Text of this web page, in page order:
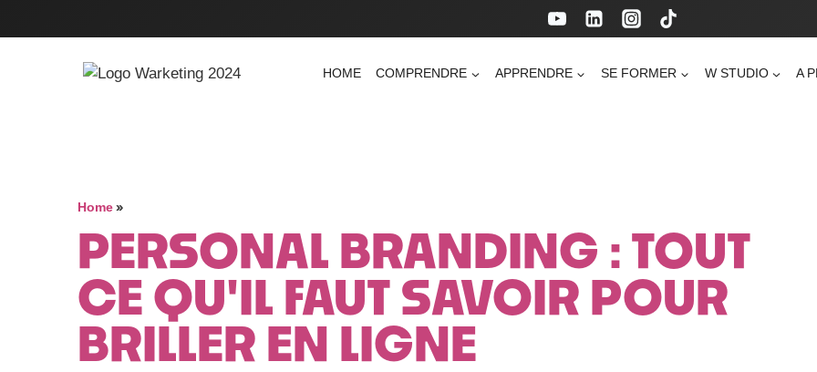
HOME COMPRENDRE APPRENDRE SE FORMER W STUDIO A
Home»
PERSONAL BRANDING : TOUT
CE QU'IL FAUT SAVOIR POUR
BRILLER EN LIGNE